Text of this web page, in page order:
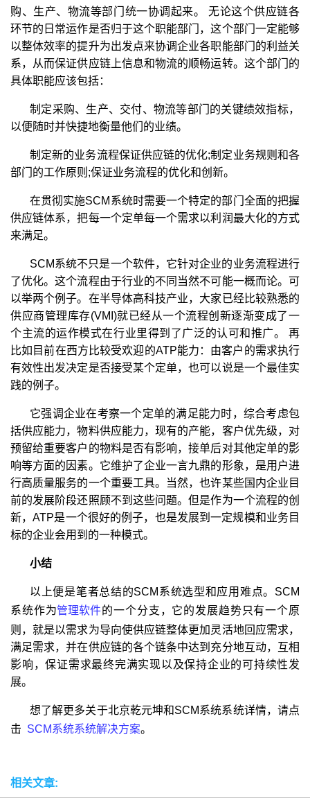
购、生产、物流等部门统一协调起来。 无论这个供应链各
环节的日常运作是否归于这个职能部门，这个部门一定能够
以整体效率的提升为出发点来协调企业各职能部门的利益关
系，从而保证供应链上信息和物流的顺畅运转。这个部门的
具体职能应该包括：
制定采购、生产、交付、物流等部门的关键绩效指标，
以便随时并快捷地衡量他们的业绩。
制定新的业务流程保证供应链的优化;制定业务规则和各
部门的工作原则;保证业务流程的优化和创新。
在贯彻实施SCM系统时需要一个特定的部门全面的把握
供应链体系，把每一个定单每一个需求以利润最大化的方式
来满足。
SCM系统不只是一个软件，它针对企业的业务流程进行
了优化。这个流程由于行业的不同当然不可能一概而论。可
以举两个例子。在半导体高科技产业，大家已经比较熟悉的
供应商管理库存(VMI)就已经从一个流程创新逐渐变成了一
个主流的运作模式在行业里得到了广泛的认可和推广。 再
比如目前在西方比较受欢迎的ATP能力：由客户的需求执行
有效性出发决定是否接受某个定单，也可以说是一个最佳实
践的例子。
它强调企业在考察一个定单的满足能力时，综合考虑包
括供应能力，物料供应能力，现有的产能，客户优先级，对
预留给重要客户的物料是否有影响，接单后对其他定单的影
响等方面的因素。它维护了企业一言九鼎的形象，是用户进
行高质量服务的一个重要工具。当然，也许某些国内企业目
前的发展阶段还照顾不到这些问题。但是作为一个流程的创
新，ATP是一个很好的例子，也是发展到一定规模和业务目
标的企业会用到的一种模式。
小结
以上便是笔者总结的SCM系统选型和应用难点。SCM
系统作为管理软件的一个分支，它的发展趋势只有一个原
则，就是以需求为导向使供应链整体更加灵活地回应需求，
满足需求，并在供应链的各个链条中达到充分地互动，互相
影响，保证需求最终完满实现以及保持企业的可持续性发
展。
想了解更多关于北京乾元坤和SCM系统系统详情，请点
击 SCM系统系统解决方案。
相关文章: